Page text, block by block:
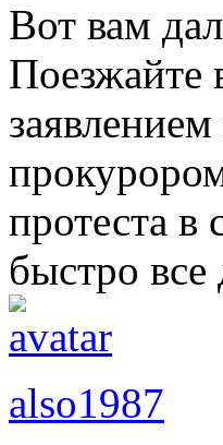
Вот вам
Поезжайте
протеста в
быстро все
also1987